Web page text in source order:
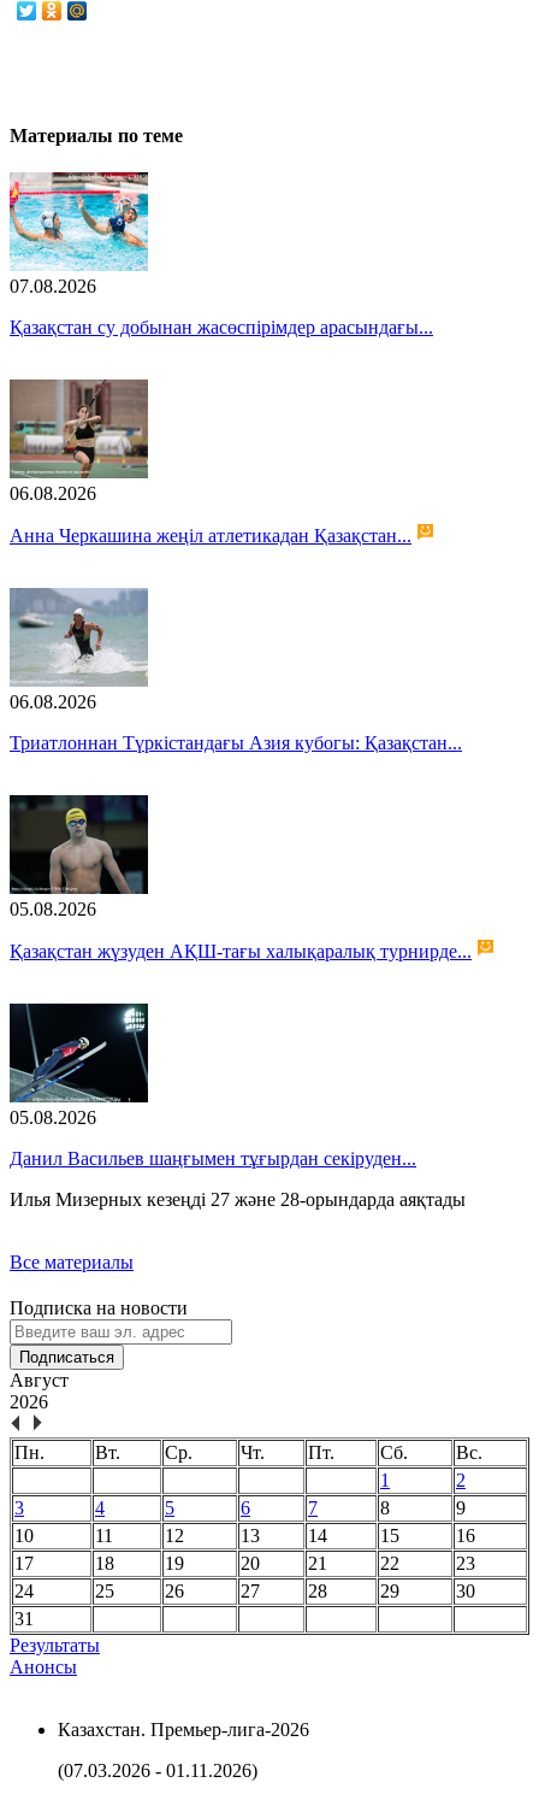
Материалы по теме
07.08.2026
Қазақстан су добынан жасөспірімдер арасындағы...
06.08.2026
Анна Черкашина жеңіл атлетикадан Қазақстан...
06.08.2026
Триатлоннан Түркістандағы Азия кубогы: Қазақстан...
05.08.2026
Қазақстан жүзуден АҚШ-тағы халықаралық турнирде...
05.08.2026
Данил Васильев шаңғымен тұғырдан секіруден...
Илья Мизерных кезеңді 27 және 28-орындарда аяқтады
Все материалы
Подписка на новости
Подписаться
Август
2026
Пн. Вт. Ср. Чт. Пт. Сб.
Вс.
1
2
3
4 5 6 7 8
9
10
11 12 13 14 15
16
17
18 19 20 21 22
23
24
25 26 27 28 29
30
31
Результаты
Анонсы
Казахстан. Премьер-лига-2026
(07.03.2026 - 01.11.2026)